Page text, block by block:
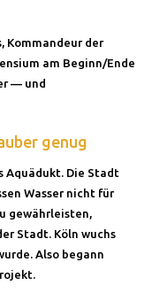
Kommandeur der
am Beginn/Ende
— und
genug
Aquädukt. Die Stadt
Wasser nicht für
gewährleisten,
Stadt. Köln wuchs
Also begann